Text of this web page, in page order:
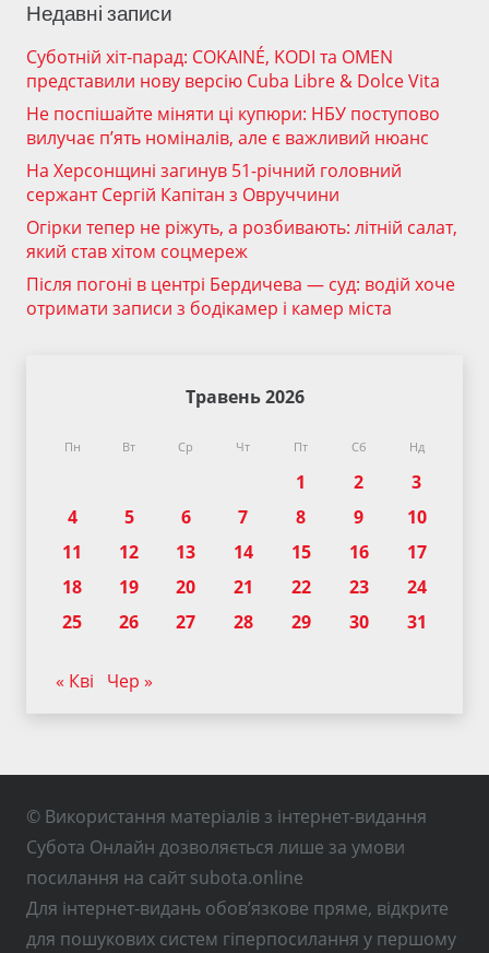
Недавні записи
Суботній хіт-парад: COKAINÉ, KODI та OMEN
представили нову версію Cuba Libre & Dolce Vita
Не поспішайте міняти ці купюри: НБУ поступово
вилучає п’ять номіналів, але є важливий нюанс
На Херсонщині загинув 51-річний головний
сержант Сергій Капітан з Овруччини
Огірки тепер не ріжуть, а розбивають: літній салат,
який став хітом соцмереж
Після погоні в центрі Бердичева — суд: водій хоче
отримати записи з бодікамер і камер міста
Травень 2026
Пн Вт Ср Чт Пт Сб Нд
1 2
3
4
5 6 7 8 9
10
11
12 13 14 15 16
17
18
19 20 21 22 23
24
25
26 27 28 29 30 31
« Кві Чер »
© Використання матеріалів з інтернет-видання
Субота Онлайн дозволяється лише за умови
посилання на сайт subota.online
Для інтернет-видань обов’язкове пряме, відкрите
для пошукових систем гіперпосилання у першому